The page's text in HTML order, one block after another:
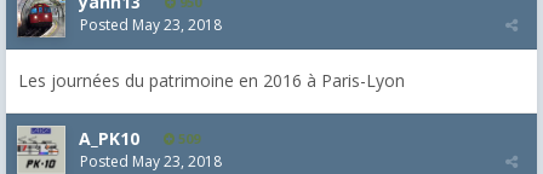
Posted May 23, 2018
Les journées du patrimoine en 2016 à Paris-Lyon
A_PK10 509
Posted May 23, 2018